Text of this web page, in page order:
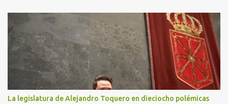
La legislatura de Alejandro Toquero en dieciocho polémicas